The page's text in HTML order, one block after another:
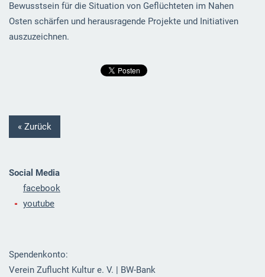
Bewusstsein für die Situation von Geflüchteten im Nahen
Osten schärfen und herausragende Projekte und Initiativen
auszuzeichnen.
« Zurück
Social Media
facebook
youtube
Spendenkonto:
Verein Zuflucht Kultur e. V. | BW-Bank